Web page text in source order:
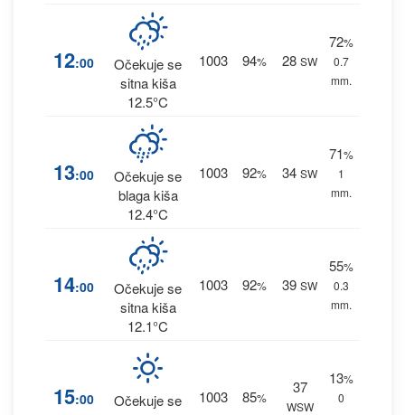
12:00
Očekuje se
sitna kiša
12.5°C
1003 94% 28 SW
72%
0.7
mm.
13:00
Očekuje se
blaga kiša
12.4°C
1003 92% 34 SW
71%
1
mm.
14:00
Očekuje se
sitna kiša
12.1°C
1003 92% 39 SW
55%
0.3
mm.
15:00
Očekuje se
1003 85%
37
WSW
13%
0